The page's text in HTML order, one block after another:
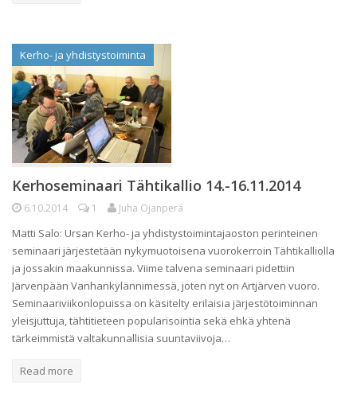
Kerho- ja yhdistystoiminta
Kerhoseminaari Tähtikallio 14.-16.11.2014
6.10.2014 1 Juha Ojanperä
Matti Salo: Ursan Kerho- ja yhdistystoimintajaoston perinteinen
seminaari järjestetään nykymuotoisena vuorokerroin Tähtikalliolla
ja jossakin maakunnissa. Viime talvena seminaari pidettiin
Järvenpään Vanhankylännimessä, joten nyt on Artjärven vuoro.
Seminaariviikonlopuissa on käsitelty erilaisia järjestötoiminnan
yleisjuttuja, tähtitieteen popularisointia sekä ehkä yhtenä
tärkeimmistä valtakunnallisia suuntaviivoja…
Read more